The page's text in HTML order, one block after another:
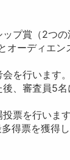
プ賞（2つの
オーディエ
を行います
、審査員5
票を行いま
得票を獲得